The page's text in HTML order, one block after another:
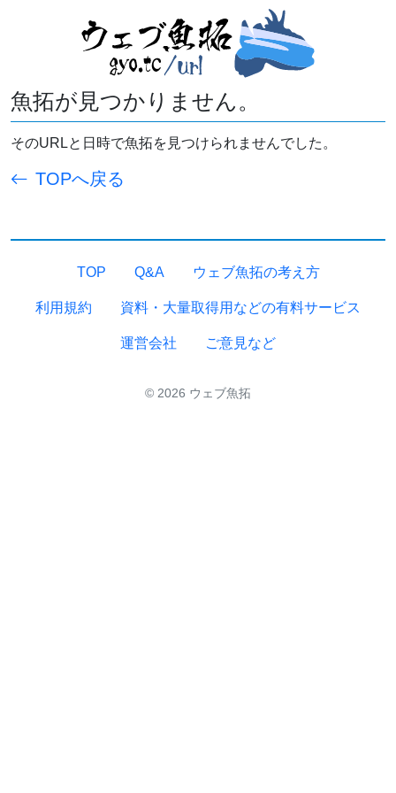
魚拓が見つかりません。
そのURLと日時で魚拓を見つけられませんでした。
TOPへ戻る
TOP Q&A ウェブ魚拓の考え方
利用規約 資料・大量取得用などの有料サービス
運営会社 ご意見など
© 2026 ウェブ魚拓